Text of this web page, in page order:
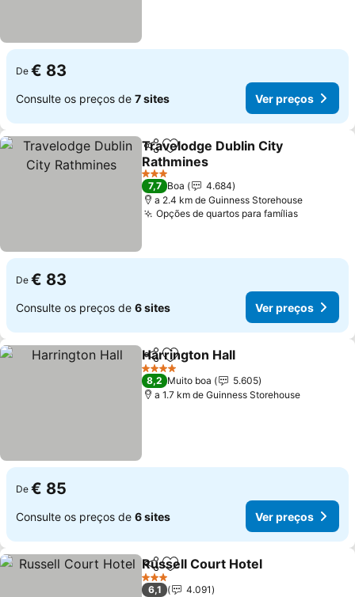
De € 83
Consulte os preços de 7 sites Ver preços
PartilharAdicionar aos favoritos
Travelodge Dublin City
Rathmines
Ver preços
3 Estrelas
7,7 Boa
4.684
a 2.4 km de Guinness Storehouse
Opções de quartos para famíliasVer
De € 83
Consulte os preços de 6 sites Ver preços
PartilharAdicionar aos favoritos
Harrington Hall
4 Estrelas
8,2 Muito boa
5.605
a 1.7 km de Guinness Storehouse
De € 85
Consulte os preços de 6 sites Ver preços
PartilharAdicionar aos favoritos
Russell Court Hotel
3 Estrelas
6,1
4.091